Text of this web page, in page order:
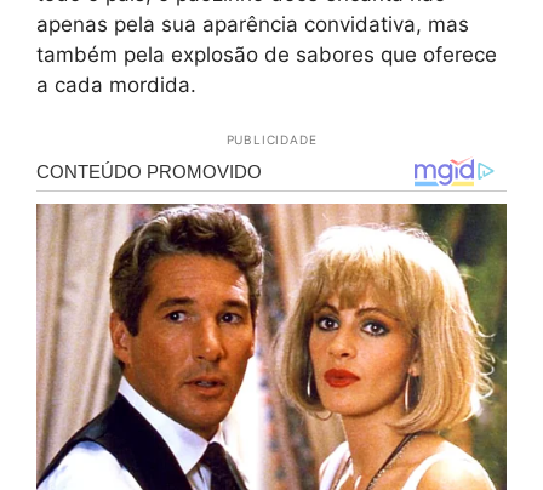
apenas pela sua aparência convidativa, mas
também pela explosão de sabores que oferece
a cada mordida.
PUBLICIDADE